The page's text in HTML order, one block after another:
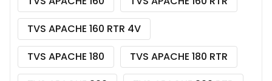
TVS APACHE 160 RTR 4V
TVS APACHE 180
TVS APACHE 180 RTR